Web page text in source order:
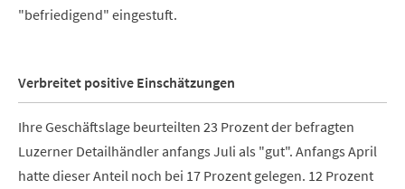
"befriedigend" eingestuft.
Verbreitet positive Einschätzungen
Ihre Geschäftslage beurteilten 23 Prozent der befragten
Luzerner Detailhändler anfangs Juli als "gut". Anfangs April
hatte dieser Anteil noch bei 17 Prozent gelegen. 12 Prozent